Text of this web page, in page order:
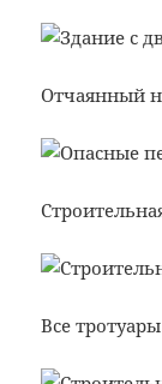
Отчаянный
Все